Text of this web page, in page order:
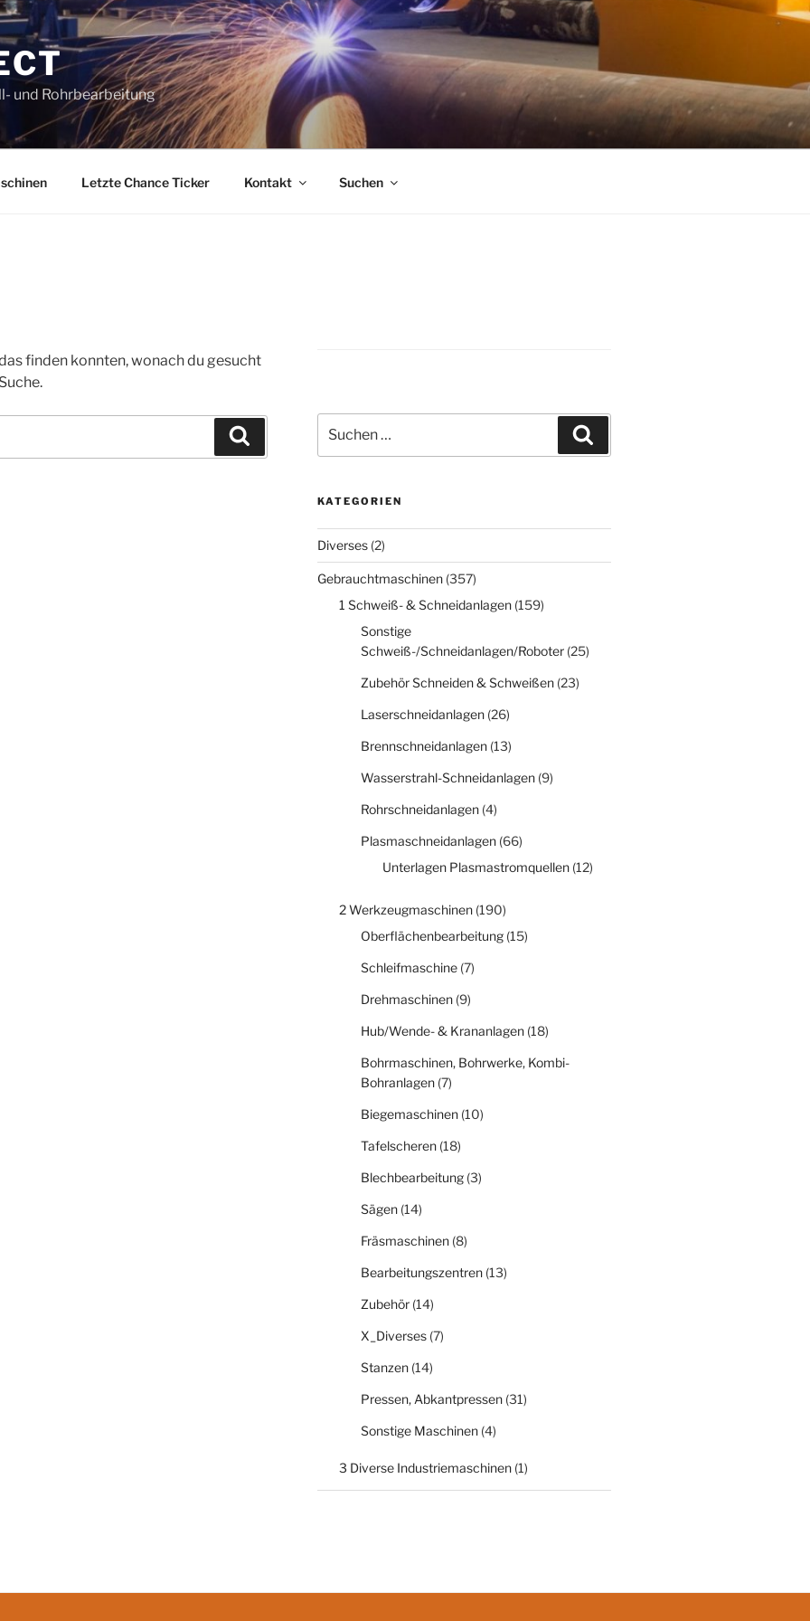
und Rohrbearbeitung
Letzte Chance Ticker Kontakt Suchen
finden konnten, wonach du gesucht
nach:
KATEGORIEN
Diverses(2)
Gebrauchtmaschinen(357)
1 Schweiß- & Schneidanlagen(159)
Sonstige
Schweiß-/Schneidanlagen/Roboter(25)
Zubehör Schneiden & Schweißen(23)
Laserschneidanlagen(26)
Brennschneidanlagen(13)
Wasserstrahl-Schneidanlagen(9)
Rohrschneidanlagen(4)
Plasmaschneidanlagen(66)
Unterlagen Plasmastromquellen(12)
2 Werkzeugmaschinen(190)
Oberflächenbearbeitung(15)
Schleifmaschine(7)
Drehmaschinen(9)
Hub/Wende- & Krananlagen(18)
Bohrmaschinen, Bohrwerke, Kombi-
Bohranlagen(7)
Biegemaschinen(10)
Tafelscheren(18)
Blechbearbeitung(3)
Sägen(14)
Fräsmaschinen(8)
Bearbeitungszentren(13)
Zubehör(14)
X_Diverses(7)
Stanzen(14)
Pressen, Abkantpressen(31)
Sonstige Maschinen(4)
3 Diverse Industriemaschinen(1)